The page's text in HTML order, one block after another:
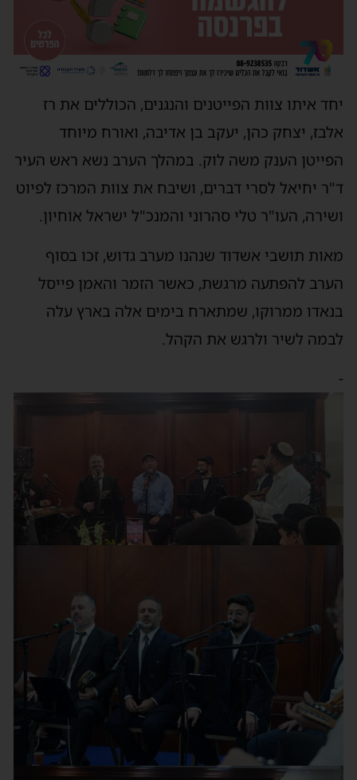
יחד איתו צוות הפייטנים והנגנים, הכוללים את רז
אלבז, יצחק כהן, יעקב בן אדיבה, ואורח מיוחד
הפייטן הענק משה לוק. במהלך הערב נשא ראש העיר
ד"ר יחיאל לסרי דברים, ושיבח את צוות המרכז לפיוט
ושירה, העו"ר טלי סהרוני והמנכ"ל ישראל אוחיון.
מאות תושבי אשדוד שנהנו מערב גדוש, זכו בסוף
הערב להפתעה מרגשת, כאשר הזמר והאמן פייסל
בנאדו ממרוקו, שמתארח בימים אלה בארץ עלה
לבמה לשיר ולרגש את הקהל.
-